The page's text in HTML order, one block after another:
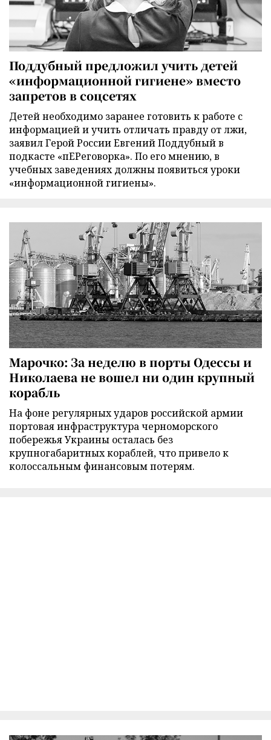
Поддубный предложил учить детей
«информационной гигиене» вместо
запретов в соцсетях
Детей необходимо заранее готовить к работе с
информацией и учить отличать правду от лжи,
заявил Герой России Евгений Поддубный в
подкасте «пЕРеговорка». По его мнению, в
учебных заведениях должны появиться уроки
«информационной гигиены».
Марочко: За неделю в порты Одессы и
Николаева не вошел ни один крупный
корабль
На фоне регулярных ударов российской армии
портовая инфраструктура черноморского
побережья Украины осталась без
крупногабаритных кораблей, что привело к
колоссальным финансовым потерям.